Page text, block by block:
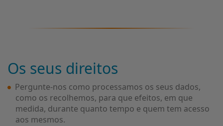
Os seus direitos
Pergunte-nos como processamos os seus dados,
como os recolhemos, para que efeitos, em que
medida, durante quanto tempo e quem tem acesso
aos mesmos.